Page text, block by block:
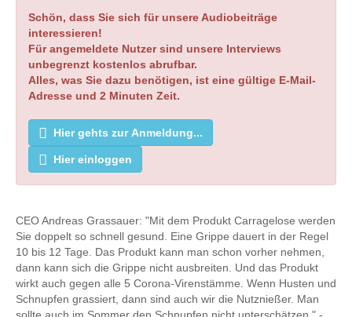
Schön, dass Sie sich für unsere Audiobeiträge
interessieren!
Für angemeldete Nutzer sind unsere Interviews
unbegrenzt kostenlos abrufbar.
Alles, was Sie dazu benötigen, ist eine gültige E-Mail-
Adresse und 2 Minuten Zeit.
Hier gehts zur Anmeldung...
Hier einloggen
CEO Andreas Grassauer: "Mit dem Produkt Carragelose werden
Sie doppelt so schnell gesund. Eine Grippe dauert in der Regel
10 bis 12 Tage. Das Produkt kann man schon vorher nehmen,
dann kann sich die Grippe nicht ausbreiten. Und das Produkt
wirkt auch gegen alle 5 Corona-Virenstämme. Wenn Husten und
Schnupfen grassiert, dann sind auch wir die Nutznießer. Man